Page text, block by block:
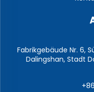
Fabrikgebäude Nr. 6,
Dalingshan, Stadt